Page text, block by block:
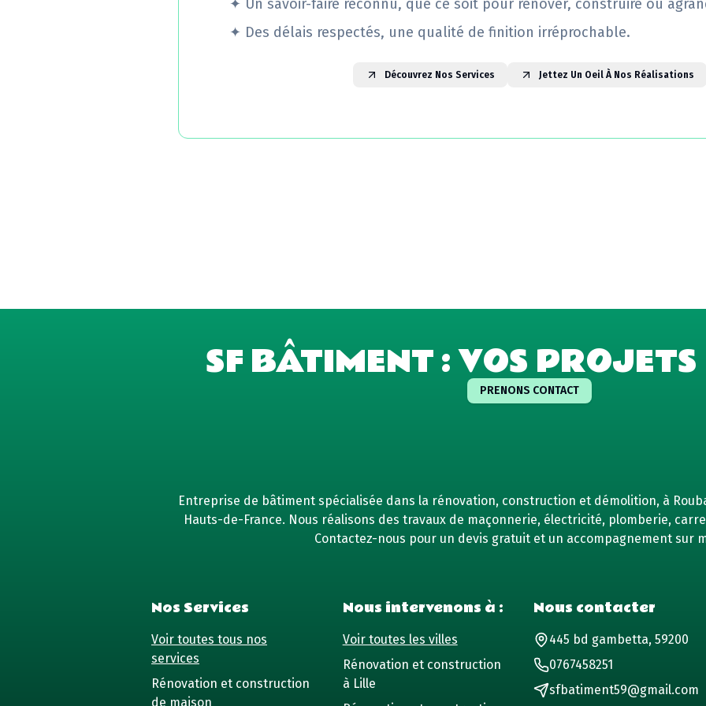
✦ Un savoir-faire reconnu, que ce soit pour rénover, construire ou
✦ Des délais respectés, une qualité de finition irréprochable.
Découvrez Nos Services Jettez Un Oeil À Nos Réalisations
SF BÂTIMENT : VOS
PRENONS CONTACT
Entreprise de bâtiment spécialisée dans la rénovation, construction et démolition, à
Hauts-de-France. Nous réalisons des travaux de maçonnerie, électricité, plomberie,
Contactez-nous pour un devis gratuit et un accompagnement sur
Nos Services
Voir toutes tous nos
services
Rénovation et construction
de maison
Nous intervenons à :
Voir toutes les villes
Rénovation et construction
à Lille
Nous contacter
445 bd gambetta, 59200
0767458251
sfbatiment59@gmail.com